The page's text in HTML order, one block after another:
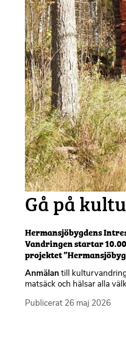
Gå på
Hermansjöbygdens
Vandringen startar
projektet
Anmälan till
matsäck och hälsar alla
Publicerat 26 maj 2026